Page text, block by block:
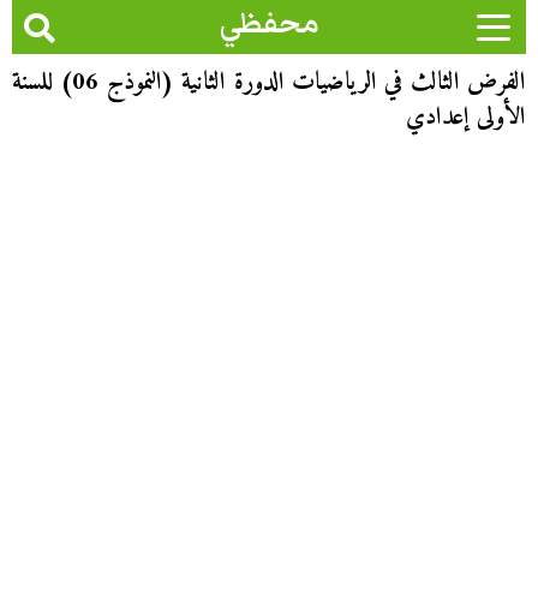
محفظي
الفرض الثالث في الرياضيات الدورة الثانية (النموذج 06) للسنة
الأولى إعدادي